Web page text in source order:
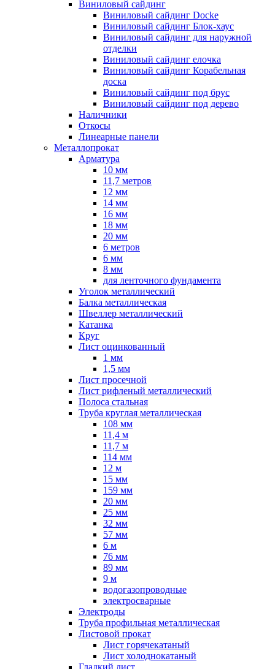
Виниловый сайдинг
Виниловый сайдинг Docke
Виниловый сайдинг Блок-хаус
Виниловый сайдинг для наружной
отделки
Виниловый сайдинг елочка
Виниловый сайдинг Корабельная
доска
Виниловый сайдинг под брус
Виниловый сайдинг под дерево
Наличники
Откосы
Линеарные панели
Металлопрокат
Арматура
10 мм
11,7 метров
12 мм
14 мм
16 мм
18 мм
20 мм
6 метров
6 мм
8 мм
для ленточного фундамента
Уголок металлический
Балка металлическая
Швеллер металлический
Катанка
Круг
Лист оцинкованный
1 мм
1,5 мм
Лист просечной
Лист рифленый металлический
Полоса стальная
Труба круглая металлическая
108 мм
11,4 м
11,7 м
114 мм
12 м
15 мм
159 мм
20 мм
25 мм
32 мм
57 мм
6 м
76 мм
89 мм
9 м
водогазопроводные
электросварные
Электроды
Труба профильная металлическая
Листовой прокат
Лист горячекатаный
Лист холоднокатаный
Гладкий лист